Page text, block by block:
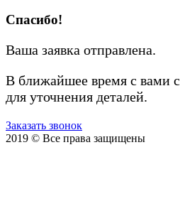
Спасибо!
Ваша заявка отправлена.
В ближайшее время с вами
для уточнения деталей.
Заказать звонок
2019 © Все права защищены